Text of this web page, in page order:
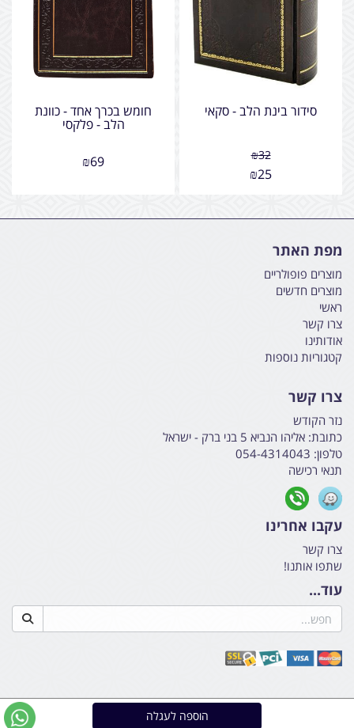
סידור בינת הלב - סקאי
₪32
₪25
חומש בכרך אחד - כוונת
הלב - פלקסי
₪69
מפת האתר
מוצרים פופולריים
מוצרים חדשים
ראשי
צרו קשר
אודותינו
קטגוריות נוספות
צרו קשר
נזר הקודש
כתובת: אליהו הנביא 5 בני ברק - ישראל
טלפון: 054-4314043
תנאי רכישה
עקבו אחרינו
צרו קשר
שתפו אותנו!
עוד...